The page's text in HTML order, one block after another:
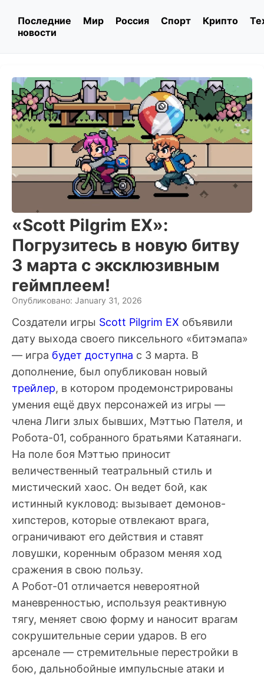
Последние
новости
Мир Россия Спорт Крипто
«Scott Pilgrim EX»:
Погрузитесь в новую битву
3 марта с эксклюзивным
геймплеем!
Опубликовано: January 31, 2026
Создатели игры Scott Pilgrim EX объявили
дату выхода своего пиксельного «битэмапа»
— игра будет доступна с 3 марта. В
дополнение, был опубликован новый
трейлер, в котором продемонстрированы
умения ещё двух персонажей из игры —
члена Лиги злых бывших, Мэттью Пателя, и
Робота-01, собранного братьями Катаянаги.
На поле боя Мэттью приносит
величественный театральный стиль и
мистический хаос. Он ведет бой, как
истинный кукловод: вызывает демонов-
хипстеров, которые отвлекают врага,
ограничивают его действия и ставят
ловушки, коренным образом меняя ход
сражения в свою пользу.
А Робот-01 отличается невероятной
маневренностью, используя реактивную
тягу, меняет свою форму и наносит врагам
сокрушительные серии ударов. В его
арсенале — стремительные перестройки в
бою, дальнобойные импульсные атаки и